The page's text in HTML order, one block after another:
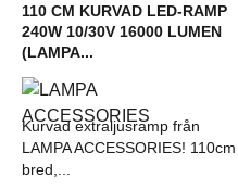
110 CM KURVAD LED-RAMP
240W 10/30V 16000 LUMEN
(LAMPA...
Kurvad extraljusramp från
LAMPA ACCESSORIES! 110cm
bred,...